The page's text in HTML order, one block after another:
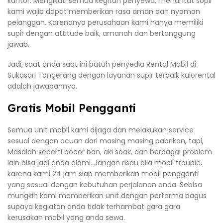
kami wajib dapat memberikan rasa aman dan nyaman
pelanggan. Karenanya perusahaan kami hanya memiliki
supir dengan attitude baik, amanah dan bertanggung
jawab.
Jadi, saat anda saat ini butuh penyedia Rental Mobil di
Sukasari Tangerang dengan layanan supir terbaik kulorental
adalah jawabannya.
Gratis Mobil Pengganti
Semua unit mobil kami dijaga dan melakukan service
sesuai dengan acuan dari masing masing pabrikan, tapi,
Masalah seperti bocor ban, aki soak, dan berbagai problem
lain bisa jadi anda alami. Jangan risau bila mobil trouble,
karena kami 24 jam siap memberikan mobil pengganti
yang sesuai dengan kebutuhan perjalanan anda. Sebisa
mungkin kami memberikan unit dengan performa bagus
supaya kegiatan anda tidak terhambat gara gara
kerusakan mobil yang anda sewa.